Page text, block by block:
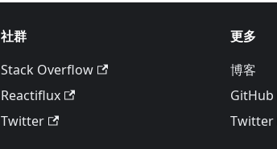
社群
Stack Overflow
Reactiflux
Twitter
更多
博客
GitHub
Twitter